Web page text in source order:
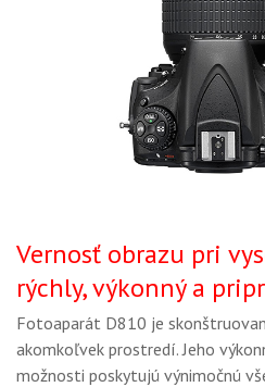
Vernosť obrazu pri
rýchly, výkonný a
Fotoaparát D810 je
akomkoľvek prostredí. Jeho
možnosti poskytujú výnimočnú